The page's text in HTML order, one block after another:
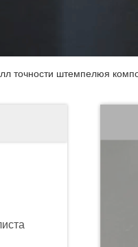
точности штемпелюя